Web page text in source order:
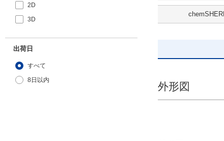
2D
3D
出荷日
すべて
8日以内
外形図